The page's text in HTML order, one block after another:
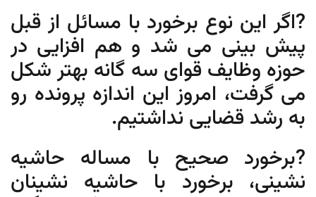
?اگر این نوع برخورد با مسائل از قبل
پیش بینی می شد و هم افزایی در
حوزه وظایف قوای سه گانه بهتر شکل
می گرفت، امروز این اندازه پرونده رو
به رشد قضایی نداشتیم.
?برخورد صحیح با مساله حاشیه
نشینی، برخورد با حاشیه نشینان